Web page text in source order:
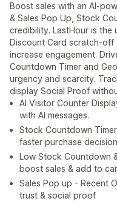
Boost sales with an AI-
& Sales Pop Up, Stock
credibility. LastHour is the
Discount Card scratch-
increase engagement.
Countdown Timer and
urgency and scarcity.
display Social Proof
AI Visitor Counter
with AI messages.
Stock Countdown
faster purchase decision
Low Stock Countdown
boost sales & add to
Sales Pop up - Recent
trust & social proof